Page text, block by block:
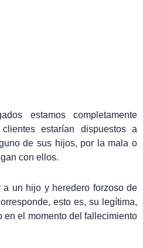
estamos completamente
estarían dispuestos a
de sus hijos, por la mala o
con ellos.
a un hijo y heredero forzoso de
esto es, su legítima,
el momento del fallecimiento